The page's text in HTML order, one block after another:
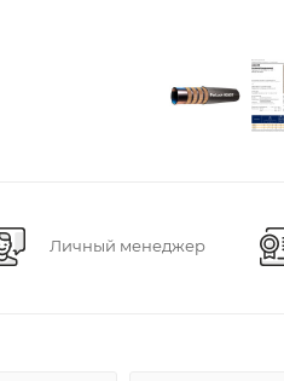
Личный менеджер